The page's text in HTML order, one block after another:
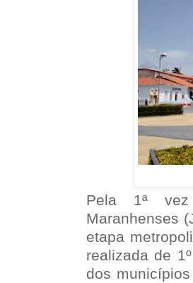
Pela 1ª
Maranhenses
etapa
realizada de
dos